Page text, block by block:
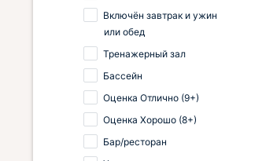
Включён завтрак и ужин
или обед
Тренажерный зал
Бассейн
Оценка Отлично (9+)
Оценка Хорошо (8+)
Бар/ресторан